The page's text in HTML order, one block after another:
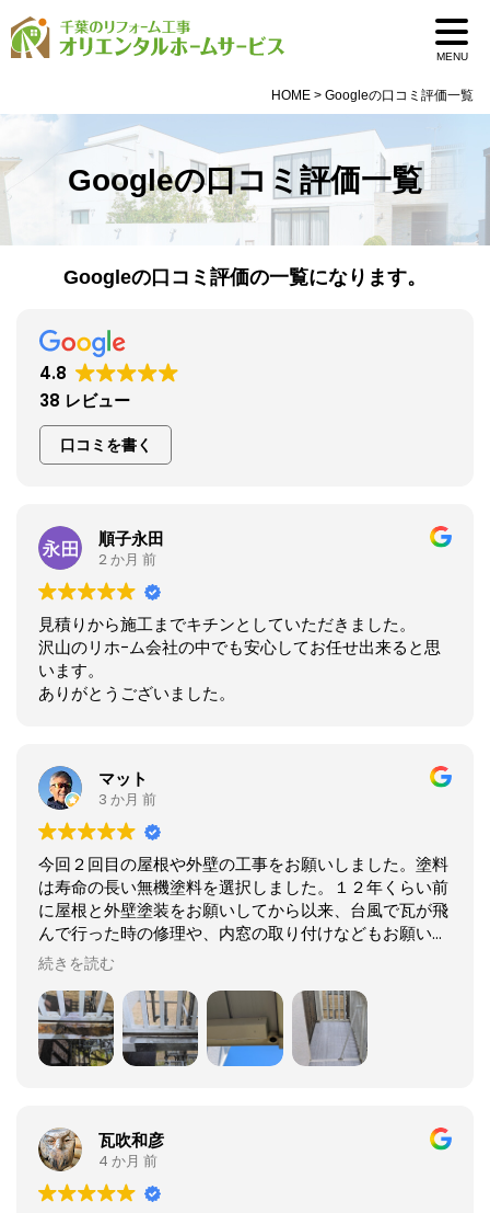
MENU
HOME > Googleの口コミ評価一覧
Googleの口コミ評価一覧
Googleの口コミ評価の一覧になります。
4.8
38 レビュー
口コミを書く
順子永田
2 か月 前
見積りから施工までキチンとしていただきました。
沢山のリホ−ム会社の中でも安心してお任せ出来ると思
います。
ありがとうございました。
マット
3 か月 前
今回２回目の屋根や外壁の工事をお願いしました。塗料
は寿命の長い無機塗料を選択しました。１２年くらい前
に屋根と外壁塗装をお願いしてから以来、台風で瓦が飛
んで行った時の修理や、内窓の取り付けなどもお願いす
るなど、我が家のメンテナンス工事屋さんになってま
す。非常に丁寧な工事をしていただき、職人さんの技術
は高く、明るく好感の持てる人柄でよかったです。特
に、ベランダは長年の雨による支えている鉄製の柱が錆
びてボロボロになっていたのですが、絶妙な技術で修繕
していただき感謝です。（青空が写っている写真は下か
続きを読む
瓦吹和彦
4 か月 前